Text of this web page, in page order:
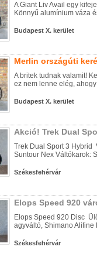
A Giant Liv Avail egy
Könnyű alumínium váza
Budapest X. kerület
Merlin országúti
A britek tudnak valamit!
ez nem lenne elég,
Budapest X. kerület
Akció! Trek Dual
Trek Dual Sport 3 Hybrid
Suntour Nex Váltókarok:
Székesfehérvár
Elops Speed 920
Elops Speed 920 Disc
agyváltó, Shimano Alifine
Székesfehérvár